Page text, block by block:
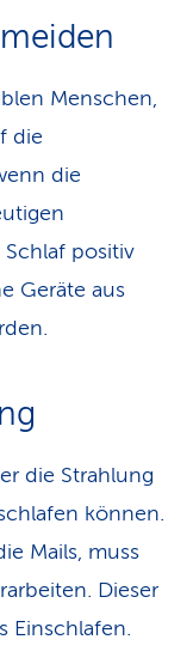
Menschen,
die
die
positiv
Geräte aus
die Strahlung
können.
Mails, muss
Dieser
Einschlafen.